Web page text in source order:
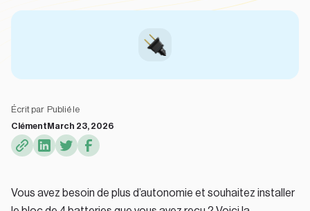
Écrit par
Clément
Publié le
March 23, 2026
Vous avez besoin de plus d’autonomie et souhaitez installer